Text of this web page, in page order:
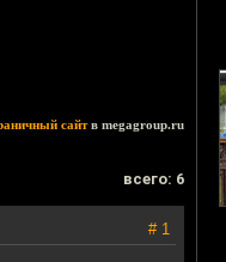
сайтв megagroup.ru
всего: 6
# 1